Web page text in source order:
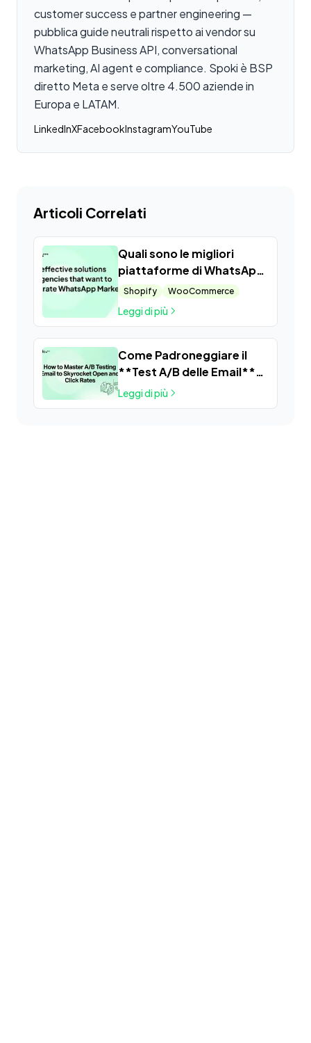
customer success e partner engineering —
pubblica guide neutrali rispetto ai vendor su
WhatsApp Business API, conversational
marketing, AI agent e compliance. Spoki è BSP
diretto Meta e serve oltre 4.500 aziende in
Europa e LATAM.
LinkedInXFacebookInstagramYouTube
Articoli Correlati
Quali sono le migliori
piattaforme di WhatsApp
Marketing per le aziende?
Ecco cinque soluzioni
efficaci
Shopify WooCommerce
Leggi di più
Come Padroneggiare il
**Test A/B delle Email**
per Far Impennare i Tassi
di Apertura e di Click
Leggi di più